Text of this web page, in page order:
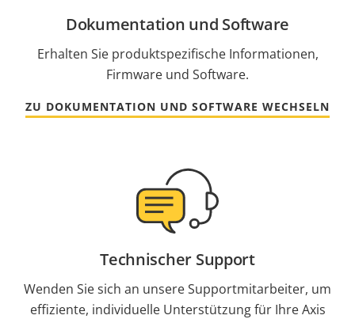
Dokumentation und Software
Erhalten Sie produktspezifische Informationen,
Firmware und Software.
ZU DOKUMENTATION UND SOFTWARE WECHSELN
Technischer Support
Wenden Sie sich an unsere Supportmitarbeiter, um
effiziente, individuelle Unterstützung für Ihre Axis